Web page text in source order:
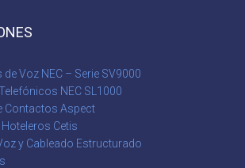
de Voz NEC – Serie SV9000
NEC SL1000
Contactos Aspect
Cetis
y Cableado Estructurado